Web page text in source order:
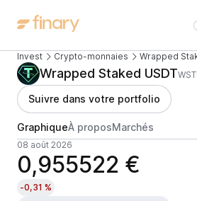
Invest Crypto-monnaies Wrapped
Wrapped Staked USDT
Suivre dans votre portfolio
GraphiqueÀ proposMarchés
08 août 2026
0,955522 €
-0,31 %